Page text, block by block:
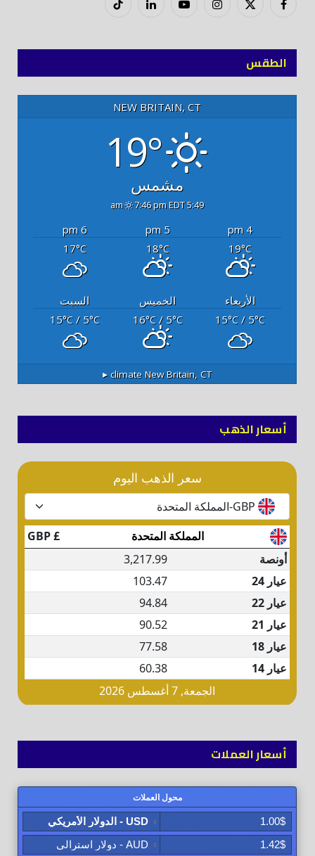
فيسبوكX
إنستغراميوتيوب لينكدود
تيك
الطقس
NEW BRITAIN, CT
19°
مشمس
5:49 am
7:46 pm EDT
4 pm
5 pm
6 pm
19°C
18°C
17°C
الأربعاء الخميس
السبت
15°C / 5°C
16°C/ 5°C
15°C/ 5°C
New Britain, CT
أسعار الذهب
أسعار العملات